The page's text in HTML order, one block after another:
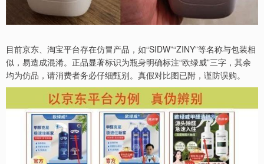
目前京东、淘宝平台存在仿冒产品，如“SIDW”“ZINY”等名称与包装相
似，易造成混淆。正品显著标识为瓶身明确标注“欧绿威”三字，其余
均为仿品，请消费者务必仔细甄别。真假对比图已附，谨防误购。